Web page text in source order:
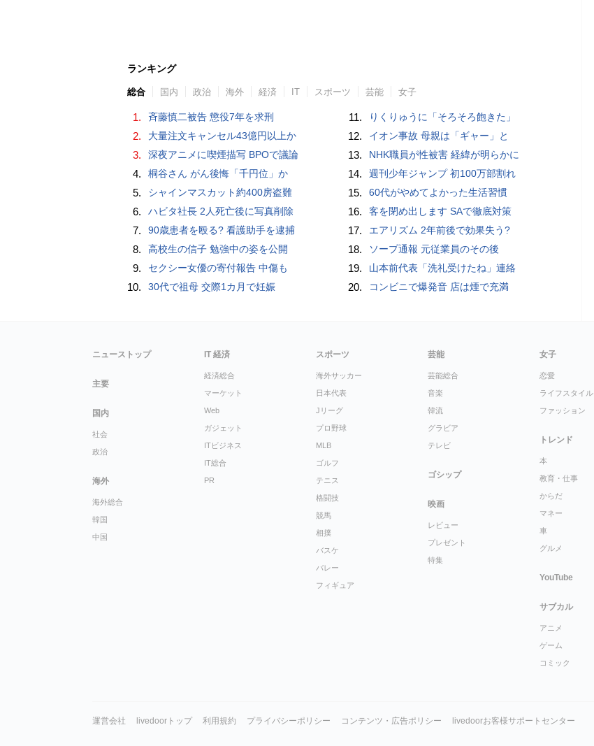
ランキング
総合 国内 政治 海外 経済 IT スポーツ 芸能 女子
1. 斉藤慎二被告 懲役7年を求刑
2. 大量注文キャンセル43億円以上か
3. 深夜アニメに喫煙描写 BPOで議論
4. 桐谷さん がん後悔「千円位」か
5. シャインマスカット約400房盗難
6. ハビタ社長 2人死亡後に写真削除
7. 90歳患者を殴る? 看護助手を逮捕
8. 高校生の信子 勉強中の姿を公開
9. セクシー女優の寄付報告 中傷も
10. 30代で祖母 交際1カ月で妊娠
11. りくりゅうに「そろそろ飽きた」
12. イオン事故 母親は「ギャー」と
13. NHK職員が性被害 経緯が明らかに
14. 週刊少年ジャンプ 初100万部割れ
15. 60代がやめてよかった生活習慣
16. 客を閉め出します SAで徹底対策
17. エアリズム 2年前後で効果失う?
18. ソープ通報 元従業員のその後
19. 山本前代表「洗礼受けたね」連絡
20. コンビニで爆発音 店は煙で充満
ニューストップ
主要
国内
社会
政治
海外
海外総合
韓国
中国
IT 経済
経済総合
マーケット
Web
ガジェット
ITビジネス
IT総合
PR
スポーツ
海外サッカー
日本代表
Jリーグ
プロ野球
MLB
ゴルフ
テニス
格闘技
競馬
相撲
バスケ
バレー
フィギュア
芸能
芸能総合
音楽
韓流
グラビア
テレビ
ゴシップ
映画
レビュー
プレゼント
特集
女子
恋愛
ライフスタイル
ファッション
トレンド
本
教育・仕事
からだ
マネー
車
グルメ
YouTube
サブカル
アニメ
ゲーム
コミック
運営会社 livedoorトップ 利用規約 プライバシーポリシー コンテンツ・広告ポリシー livedoorお客様サポートセンター